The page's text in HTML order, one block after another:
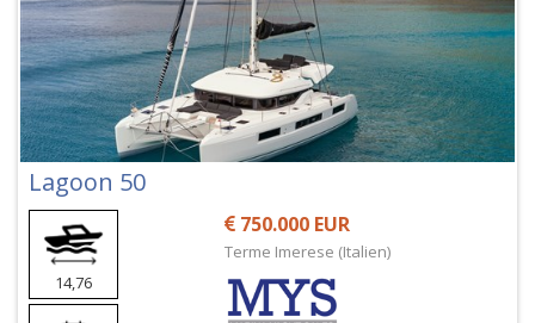
Lagoon 50
14,76
750.000 EUR
Terme Imerese (Italien)